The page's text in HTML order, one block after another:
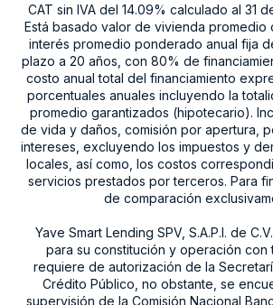
CAT sin IVA del 14.09% calculado al 31
Está basado valor de vivienda promedio
interés promedio ponderado anual fija
plazo a 20 años, con 80% de
costo anual total del financiamiento
porcentuales anuales incluyendo la
promedio garantizados (hipotecario).
de vida y daños, comisión por apertura,
intereses, excluyendo los impuestos y
locales, así como, los costos
servicios prestados por terceros. Para
de comparación
Yave Smart Lending SPV, S.A.P.I. de
para su constitución y operación con
requiere de autorización de la
Crédito Público, no obstante, se
supervisión de la Comisión Nacional